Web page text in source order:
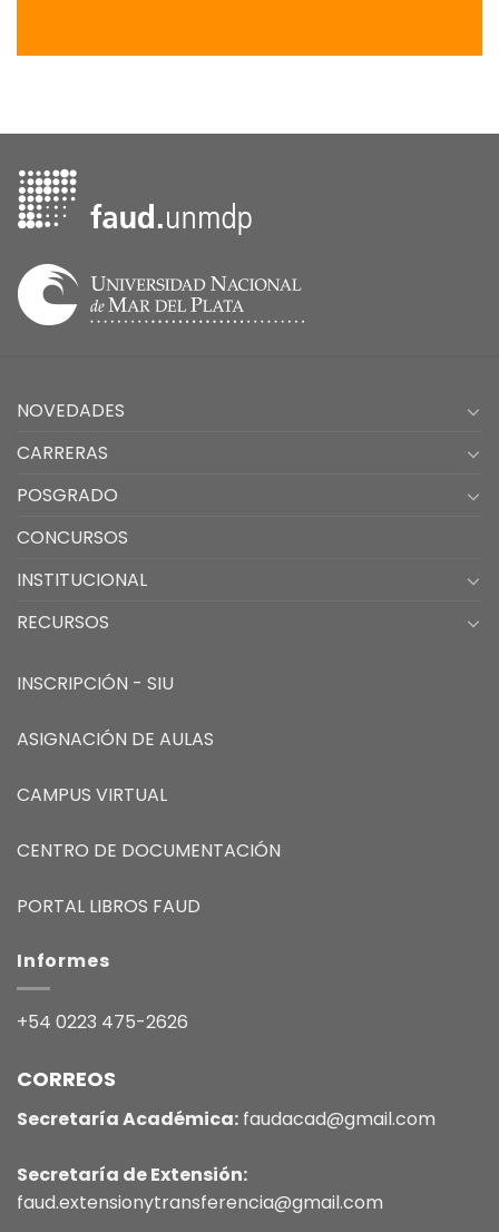
NOVEDADES
CARRERAS
POSGRADO
CONCURSOS
INSTITUCIONAL
RECURSOS
INSCRIPCIÓN - SIU
ASIGNACIÓN DE AULAS
CAMPUS VIRTUAL
CENTRO DE DOCUMENTACIÓN
PORTAL LIBROS FAUD
Informes
+54 0223 475-2626
CORREOS
Secretaría Académica: faudacad@gmail.com
Secretaría de Extensión:
faud.extensionytransferencia@gmail.com